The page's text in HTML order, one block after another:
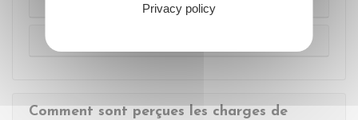
Comment sont perçues les charges de
Privacy policy